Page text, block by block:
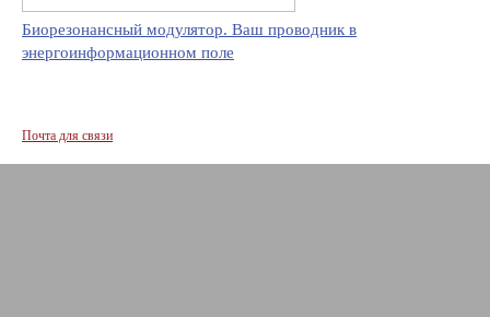
Биорезонансный модулятор. Ваш проводник в
энергоинформационном поле
Почта для связи